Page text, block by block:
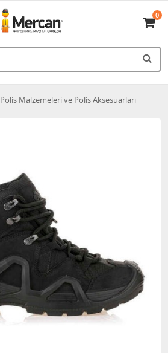
0
Polis Malzemeleri ve Polis Aksesuarları